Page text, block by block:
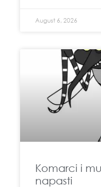
August 6, 2026
Komarci i
napasti